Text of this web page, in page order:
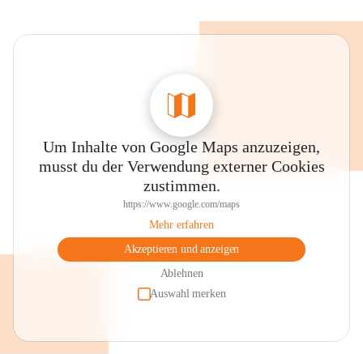
Um Inhalte von Google Maps anzuzeigen,
musst du der Verwendung externer Cookies
zustimmen.
https://www.google.com/maps
Mehr erfahren
Akzeptieren und anzeigen
Ablehnen
Auswahl merken